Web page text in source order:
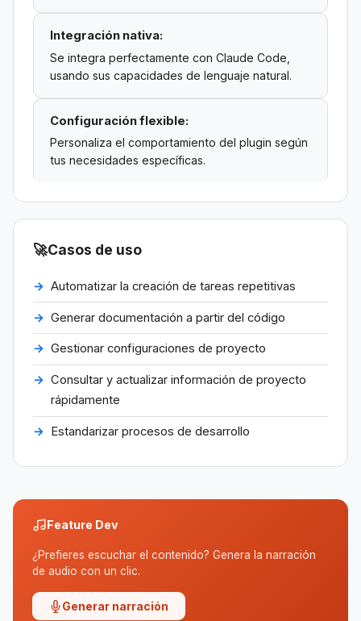
Integración nativa:
Se integra perfectamente con Claude Code,
usando sus capacidades de lenguaje natural.
Configuración flexible:
Personaliza el comportamiento del plugin según
tus necesidades específicas.
🚀Casos de uso
Automatizar la creación de tareas repetitivas
Generar documentación a partir del código
Gestionar configuraciones de proyecto
Consultar y actualizar información de proyecto
rápidamente
Estandarizar procesos de desarrollo
Feature Dev
¿Prefieres escuchar el contenido? Genera la narración
de audio con un clic.
Generar narración